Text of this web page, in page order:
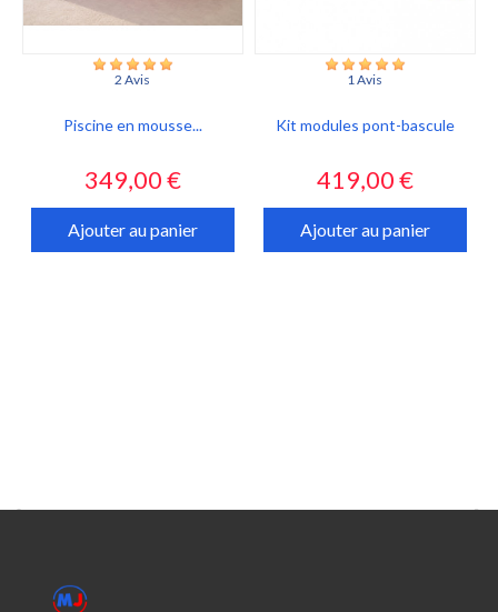
2 Avis
Piscine en mousse...
Prix
349,00 €
Ajouter au panier
1 Avis
Kit modules pont-bascule
Prix
419,00 €
Ajouter au panier
 